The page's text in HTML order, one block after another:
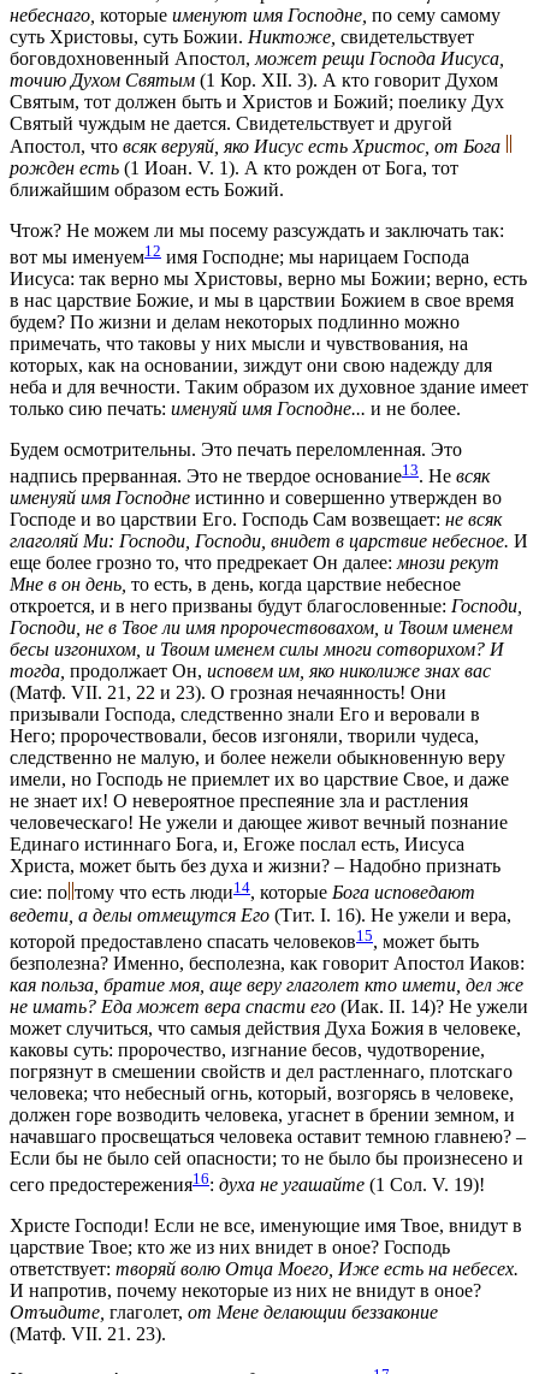
небеснаго, которые именуют имя Господне, по сему самому
суть Христовы, суть Божии. Никтоже, свидетельствует
боговдохновенный Апостол, может рещи Господа Иисуса,
точию Духом Святым (1 Кор. XII. 3). А кто говорит Духом
Святым, тот должен быть и Христов и Божий; поелику Дух
Святый чуждым не дается. Свидетельствует и другой
Апостол, что всяк веруяй, яко Иисус есть Христос, от Бога
рожден есть (1 Иоан. V. 1). А кто рожден от Бога, тот
ближайшим образом есть Божий.
Чтож? Не можем ли мы посему разсуждать и заключать так:
вот мы именуем12 имя Господне; мы нарицаем Господа
Иисуса: так верно мы Христовы, верно мы Божии; верно, есть
в нас царствие Божие, и мы в царствии Божием в свое время
будем? По жизни и делам некоторых подлинно можно
примечать, что таковы у них мысли и чувствования, на
которых, как на основании, зиждут они свою надежду для
неба и для вечности. Таким образом их духовное здание имеет
только сию печать: именуяй имя Господне... и не более.
Будем осмотрительны. Это печать переломленная. Это
надпись прерванная. Это не твердое основание13. Не всяк
именуяй имя Господне истинно и совершенно утвержден во
Господе и во царствии Его. Господь Сам возвещает: не всяк
глаголяй Ми: Господи, Господи, внидет в царствие небесное. И
еще более грозно то, что предрекает Он далее: мнози рекут
Мне в он день, то есть, в день, когда царствие небесное
откроется, и в него призваны будут благословенные: Господи,
Господи, не в Твое ли имя пророчествовахом, и Твоим именем
бесы изгонихом, и Твоим именем силы многи сотворихом? И
тогда, продолжает Он, исповем им, яко николиже знах вас
(Матф. VII. 21, 22 и 23). О грозная нечаянность! Они
призывали Господа, следственно знали Его и веровали в
Него; пророчествовали, бесов изгоняли, творили чудеса,
следственно не малую, и более нежели обыкновенную веру
имели, но Господь не приемлет их во царствие Свое, и даже
не знает их! О невероятное преспеяние зла и растления
человеческаго! Не ужели и дающее живот вечный познание
Единаго истиннаго Бога, и, Егоже послал есть, Иисуса
Христа, может быть без духа и жизни? – Надобно признать
сие: по тому что есть люди14, которые Бога исповедают
ведети, а делы отмещутся Его (Тит. I. 16). Не ужели и вера,
которой предоставлено спасать человеков15, может быть
безполезна? Именно, бесполезна, как говорит Апостол Иаков:
кая польза, братие моя, аще веру глаголет кто имети, дел же
не имать? Еда может вера спасти его (Иак. II. 14)? Не ужели
может случиться, что самыя действия Духа Божия в человеке,
каковы суть: пророчество, изгнание бесов, чудотворение,
погрязнут в смешении свойств и дел растленнаго, плотскаго
человека; что небесный огнь, который, возгорясь в человеке,
должен горе возводить человека, угаснет в брении земном, и
начавшаго просвещаться человека оставит темною главнею? –
Если бы не было сей опасности; то не было бы произнесено и
сего предостережения16: духа не угашайте (1 Сол. V. 19)!
Христе Господи! Если не все, именующие имя Твое, внидут в
царствие Твое; кто же из них внидет в оное? Господь
ответствует: творяй волю Отца Моего, Иже есть на небесех.
И напротив, почему некоторые из них не внидут в оное?
Отъидите, глаголет, от Мене делающии беззаконие
(Матф. VII. 21. 23).